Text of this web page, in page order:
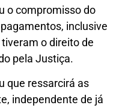
o compromisso do
inclusive
o direito de
pela Justiça.
que ressarcirá as
independente de já